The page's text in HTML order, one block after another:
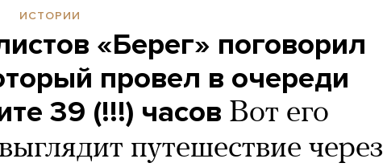
ИСТОРИИ
«Берег» поговорил
провел в очереди
39 (!!!) часов Вот его
путешествие через